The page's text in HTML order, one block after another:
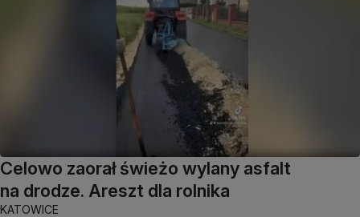
Celowo zaorał świeżo wylany asfalt
na drodze. Areszt dla rolnika
KATOWICE